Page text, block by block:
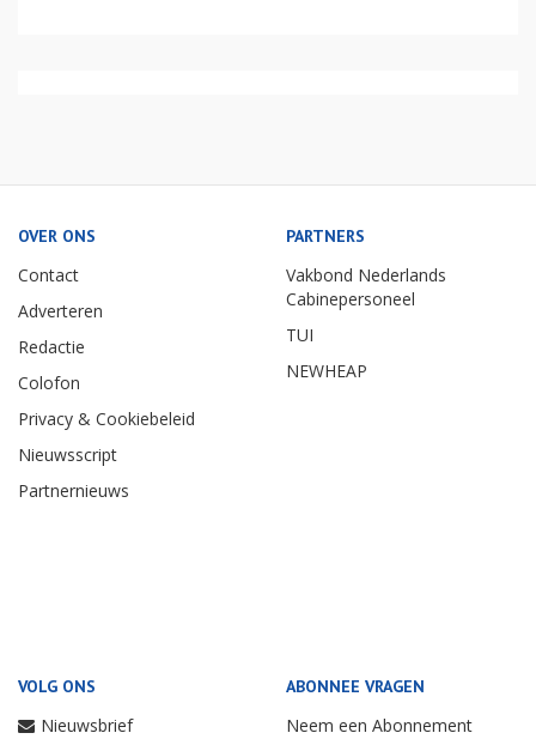
OVER ONS
Contact
Adverteren
Redactie
Colofon
Privacy & Cookiebeleid
Nieuwsscript
Partnernieuws
PARTNERS
Vakbond Nederlands
Cabinepersoneel
TUI
NEWHEAP
VOLG ONS
Nieuwsbrief
ABONNEE VRAGEN
Neem een Abonnement